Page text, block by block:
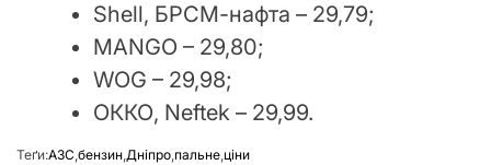
Shell, БРСМ-нафта – 29,79;
MANGO – 29,80;
WOG – 29,98;
ОККО, Neftek – 29,99.
Теґи:АЗС,бензин,Дніпро,пальне,ціни